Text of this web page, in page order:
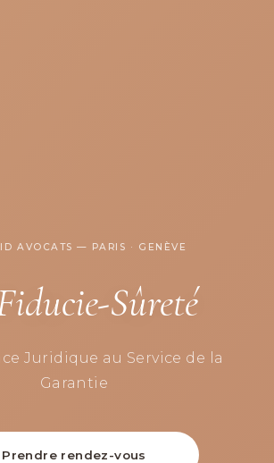
AVOCATS — PARIS · GENÈVE
Sûreté
Juridique au Service de la
Garantie
Prendre rendez-vous